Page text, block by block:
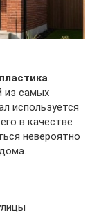
.
из самых
используется
в качестве
невероятно